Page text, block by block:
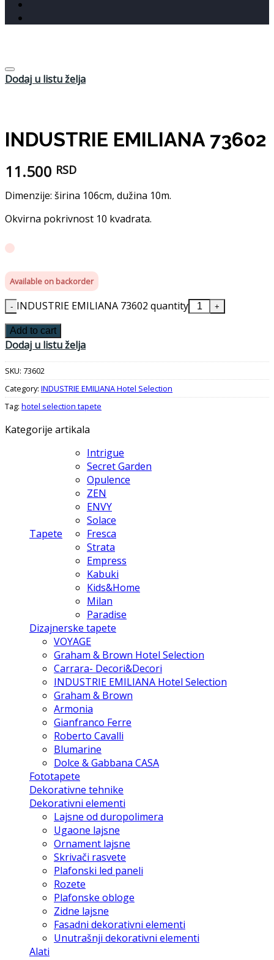
Dodaj u listu želja
INDUSTRIE EMILIANA 73602
11.500 RSD
Dimenzije: širina 106cm, dužina 10m.
Okvirna pokrivnost 10 kvadrata.
Available on backorder
INDUSTRIE EMILIANA 73602 quantity
Add to cart
Dodaj u listu želja
SKU: 73602
Category: INDUSTRIE EMILIANA Hotel Selection
Tag: hotel selection tapete
Kategorije artikala
Tapete
Intrigue
Secret Garden
Opulence
ZEN
ENVY
Solace
Fresca
Strata
Empress
Kabuki
Kids&Home
Milan
Paradise
Dizajnerske tapete
VOYAGE
Graham & Brown Hotel Selection
Carrara- Decori&Decori
INDUSTRIE EMILIANA Hotel Selection
Graham & Brown
Armonia
Gianfranco Ferre
Roberto Cavalli
Blumarine
Dolce & Gabbana CASA
Fototapete
Dekorativne tehnike
Dekorativni elementi
Lajsne od duropolimera
Ugaone lajsne
Ornament lajsne
Skrivači rasvete
Plafonski led paneli
Rozete
Plafonske obloge
Zidne lajsne
Fasadni dekorativni elementi
Unutrašnji dekorativni elementi
Alati